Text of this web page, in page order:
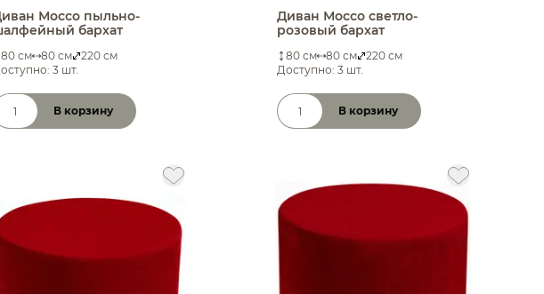
Моссо пыльно-
бархат
80 см 80 см
220 см
3 шт.
товара
В корзину
Диван Моссо светло-
розовый бархат
80 см 80 см
220 см
Доступно: 3 шт.
Количество товара
В корзину